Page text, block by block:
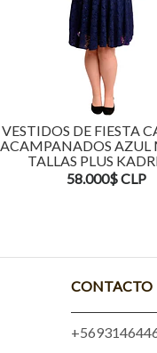
VESTIDOS DE FIESTA
ACAMPANADOS AZUL
TALLAS PLUS
58.000$ CLP
CONTACTO